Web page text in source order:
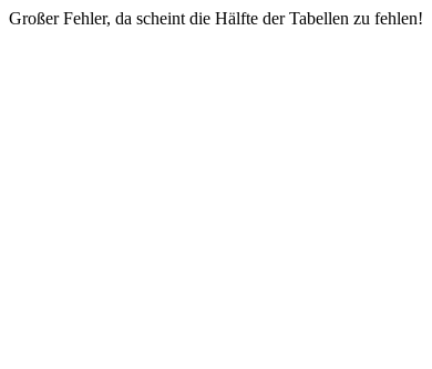
Großer Fehler, da scheint die Hälfte der Tabellen zu fehlen!